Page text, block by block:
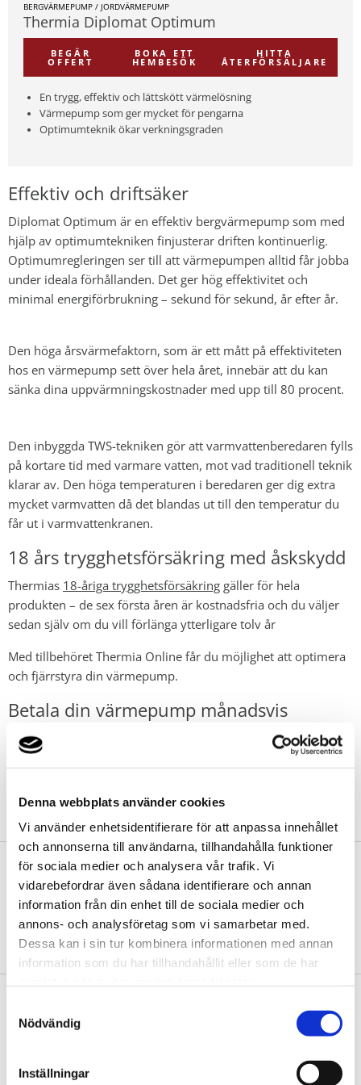
Denna webbplats använder cookies
Vi använder enhetsidentifierare för att anpassa innehållet
och annonserna till användarna, tillhandahålla funktioner
för sociala medier och analysera vår trafik. Vi
vidarebefordrar även sådana identifierare och annan
information från din enhet till de sociala medier och
annons- och analysföretag som vi samarbetar med.
Dessa kan i sin tur kombinera informationen med annan
information som du har tillhandahållit eller som de har
Nödvändig
Inställningar
BERGVÄRMEPUMP / JORDVÄRMEPUMP
Thermia Diplomat Optimum
BEGÄR
OFFERT
BOKA ETT
HEMBESÖK
HITTA
ÅTERFÖRSÄLJARE
En trygg, effektiv och lättskött värmelösning
Värmepump som ger mycket för pengarna
Optimumteknik ökar verkningsgraden
Effektiv och driftsäker
Diplomat Optimum är en effektiv bergvärmepump som med
hjälp av optimumtekniken finjusterar driften kontinuerlig.
Optimumregleringen ser till att värmepumpen alltid får jobba
under ideala förhållanden. Det ger hög effektivitet och
minimal energiförbrukning – sekund för sekund, år efter år.
Den höga årsvärmefaktorn, som är ett mått på effektiviteten
hos en värmepump sett över hela året, innebär att du kan
sänka dina uppvärmningskostnader med upp till 80 procent.
Den inbyggda TWS-tekniken gör att varmvattenberedaren fylls
på kortare tid med varmare vatten, mot vad traditionell teknik
klarar av. Den höga temperaturen i beredaren ger dig extra
mycket varmvatten då det blandas ut till den temperatur du
får ut i varmvattenkranen.
18 års trygghetsförsäkring med åskskydd
Thermias 18-åriga trygghetsförsäkring gäller för hela
produkten – de sex första åren är kostnadsfria och du väljer
sedan själv om du vill förlänga ytterligare tolv år
Med tillbehöret Thermia Online får du möjlighet att optimera
och fjärrstyra din värmepump.
Betala din värmepump månadsvis
Vill du investera i en ny värmepump men inte behöva betala
allt på en gång? Inga problem. Läs mer om att
delbetala i din
Denna produkt har utgått ur sortimentet
Begär offert
Din närmsta Thermia-återförsäljare sätter ihop en offert utifrån
dina förutsättningar.
BEGÄR OFFERT
PRODUKTEGENSKAPER:
Värmepump för bergvärme, jordvärme och sjövärme
Finns i effektstorlekarna: 4 kW, 6 kW, 8 kW, 10 kW, 12 kW,